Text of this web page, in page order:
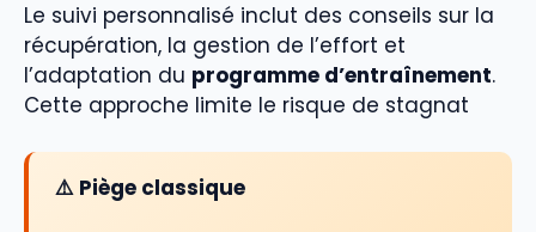
Le suivi personnalisé inclut des conseils sur la
récupération, la gestion de l’effort et
l’adaptation du programme d’entraînement.
Cette approche limite le risque de stagnat
⚠️ Piège classique